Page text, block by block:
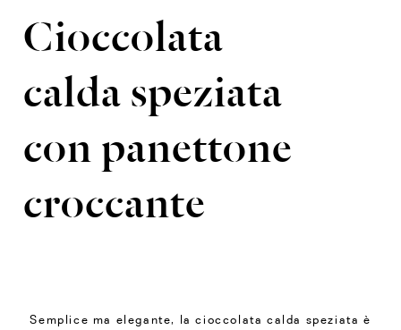
Cioccolata
calda speziata
con panettone
croccante
Semplice ma elegante, la cioccolata calda speziata è